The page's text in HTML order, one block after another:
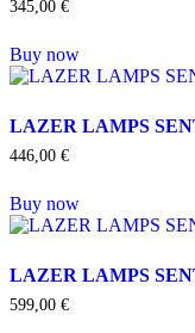
345,00 €
Buy now
LAZER LAMPS
446,00 €
Buy now
LAZER LAMPS
599,00 €